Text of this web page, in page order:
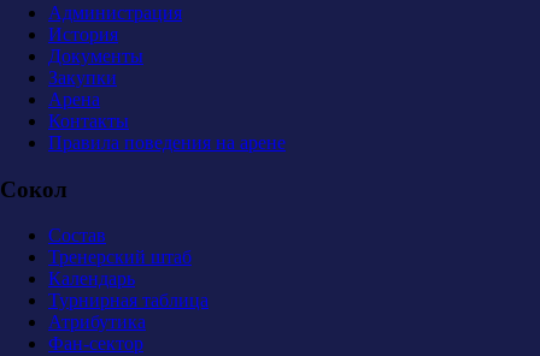
Администрация
История
Документы
Закупки
Арена
Контакты
Правила поведения на арене
Сокол
Состав
Тренерский штаб
Календарь
Турнирная таблица
Атрибутика
Фан-сектор